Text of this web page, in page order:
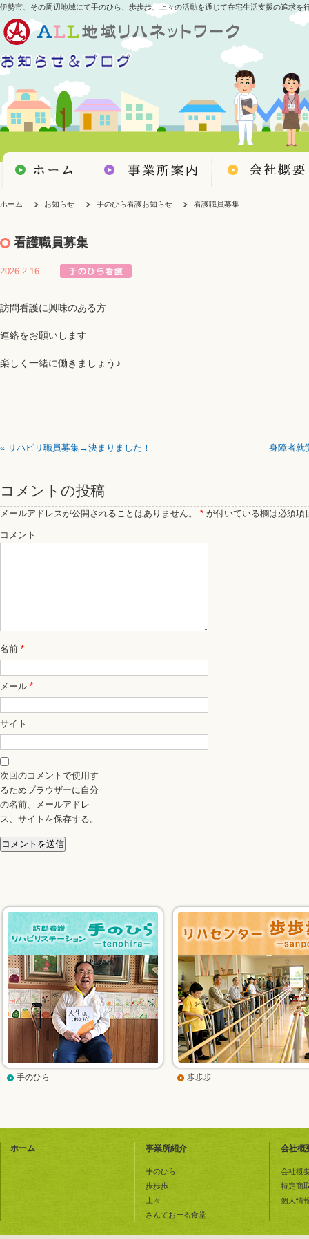
伊勢市、その周辺地域にて手のひら、歩歩歩、上々の活動を通じて在宅生活支援の追求を
ホーム お知らせ 手のひら看護お知らせ 看護職員募集
看護職員募集
2026-2-16
訪問看護に興味のある方
連絡をお願いします
楽しく一緒に働きましょう♪
« リハビリ職員募集→決まりました！ 身障者就
コメントの投稿
メールアドレスが公開されることはありません。 * が付いている欄は必須項
コメント
名前 *
メール *
サイト
次回のコメントで使用す
るためブラウザーに自分
の名前、メールアドレ
ス、サイトを保存する。
手のひら 歩歩歩
ホーム 事業所紹介
手のひら
歩歩歩
上々
さんておーる食堂
会社概
会社概
特定商
個人情